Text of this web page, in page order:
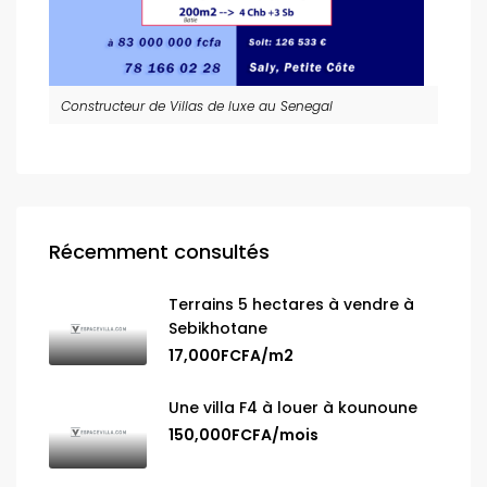
Constructeur de Villas de luxe au Senegal
Récemment consultés
Terrains 5 hectares à vendre à
Sebikhotane
17,000FCFA/m2
Une villa F4 à louer à kounoune
150,000FCFA/mois